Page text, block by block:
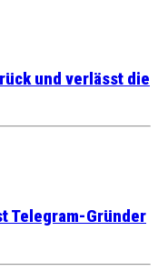
und verlässt die
Telegram-Gründer